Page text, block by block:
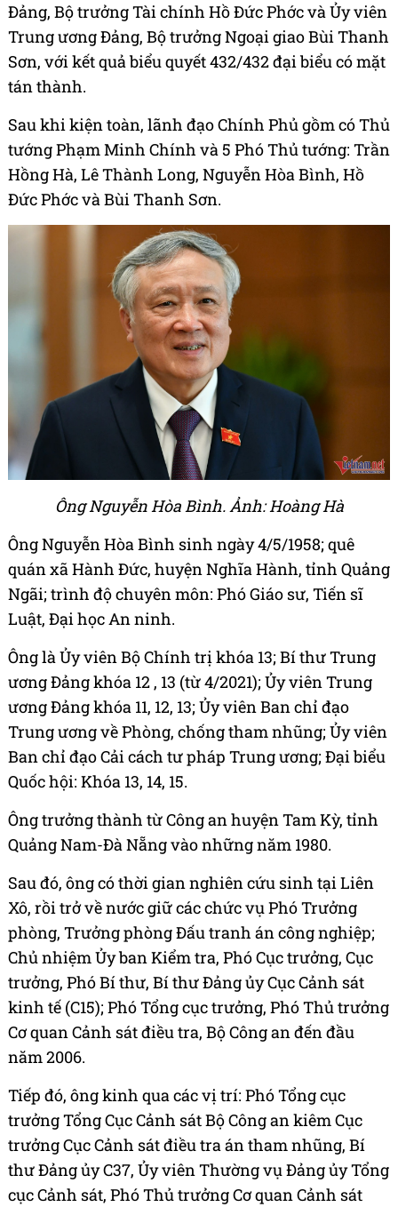
Đảng, Bộ trưởng Tài chính Hồ Đức Phớc và Ủy viên
Trung ương Đảng, Bộ trưởng Ngoại giao Bùi Thanh
Sơn, với kết quả biểu quyết 432/432 đại biểu có mặt
tán thành.
Sau khi kiện toàn, lãnh đạo Chính Phủ gồm có Thủ
tướng Phạm Minh Chính và 5 Phó Thủ tướng: Trần
Hồng Hà, Lê Thành Long, Nguyễn Hòa Bình, Hồ
Đức Phớc và Bùi Thanh Sơn.
Ông Nguyễn Hòa Bình. Ảnh: Hoàng Hà
Ông Nguyễn Hòa Bình sinh ngày 4/5/1958; quê
quán xã Hành Đức, huyện Nghĩa Hành, tỉnh Quảng
Ngãi; trình độ chuyên môn: Phó Giáo sư, Tiến sĩ
Luật, Đại học An ninh.
Ông là Ủy viên Bộ Chính trị khóa 13; Bí thư Trung
ương Đảng khóa 12 , 13 (từ 4/2021); Ủy viên Trung
ương Đảng khóa 11, 12, 13; Ủy viên Ban chỉ đạo
Trung ương về Phòng, chống tham nhũng; Ủy viên
Ban chỉ đạo Cải cách tư pháp Trung ương; Đại biểu
Quốc hội: Khóa 13, 14, 15.
Ông trưởng thành từ Công an huyện Tam Kỳ, tỉnh
Quảng Nam-Đà Nẵng vào những năm 1980.
Sau đó, ông có thời gian nghiên cứu sinh tại Liên
Xô, rồi trở về nước giữ các chức vụ Phó Trưởng
phòng, Trưởng phòng Đấu tranh án công nghiệp;
Chủ nhiệm Ủy ban Kiểm tra, Phó Cục trưởng, Cục
trưởng, Phó Bí thư, Bí thư Đảng ủy Cục Cảnh sát
kinh tế (C15); Phó Tổng cục trưởng, Phó Thủ trưởng
Cơ quan Cảnh sát điều tra, Bộ Công an đến đầu
năm 2006.
Tiếp đó, ông kinh qua các vị trí: Phó Tổng cục
trưởng Tổng Cục Cảnh sát Bộ Công an kiêm Cục
trưởng Cục Cảnh sát điều tra án tham nhũng, Bí
thư Đảng ủy C37, Ủy viên Thường vụ Đảng ủy Tổng
cục Cảnh sát, Phó Thủ trưởng Cơ quan Cảnh sát